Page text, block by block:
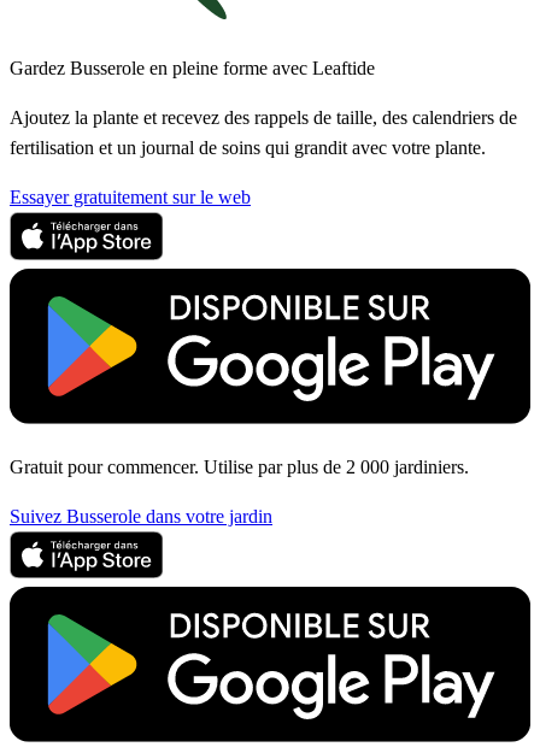
Gardez Busserole en pleine forme avec Leaftide
Ajoutez la plante et recevez des rappels de taille, des calendriers de
fertilisation et un journal de soins qui grandit avec votre plante.
Essayer gratuitement sur le web
Gratuit pour commencer. Utilise par plus de 2 000 jardiniers.
Suivez Busserole dans votre jardin